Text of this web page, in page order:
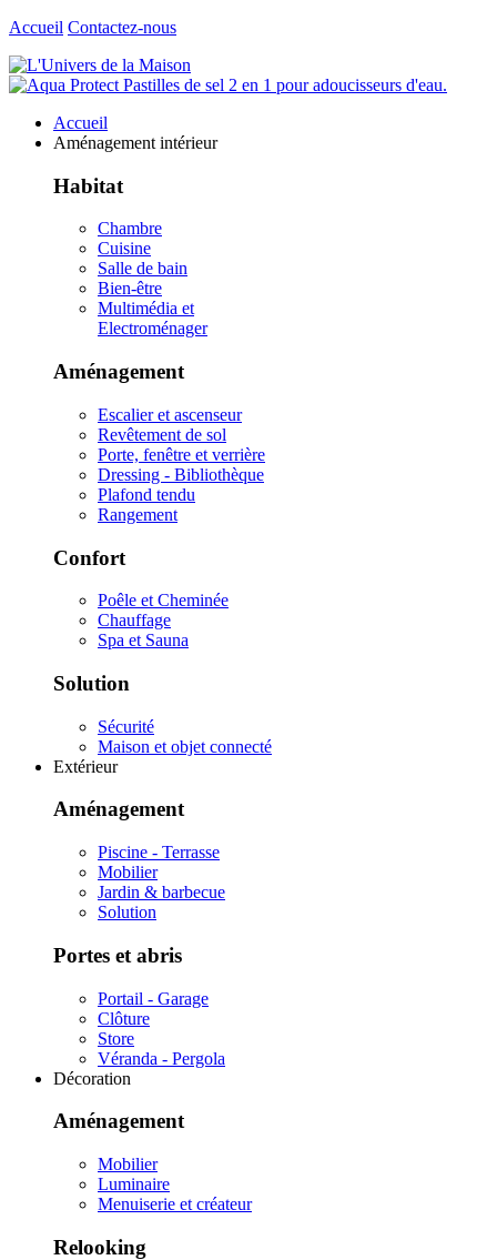
Accueil Contactez-nous
Accueil
Aménagement intérieur
Habitat
Chambre
Cuisine
Salle de bain
Bien-être
Multimédia et
Electroménager
Aménagement
Escalier et ascenseur
Revêtement de sol
Porte, fenêtre et verrière
Dressing - Bibliothèque
Plafond tendu
Rangement
Confort
Poêle et Cheminée
Chauffage
Spa et Sauna
Solution
Sécurité
Maison et objet connecté
Extérieur
Aménagement
Piscine - Terrasse
Mobilier
Jardin & barbecue
Solution
Portes et abris
Portail - Garage
Clôture
Store
Véranda - Pergola
Décoration
Aménagement
Mobilier
Luminaire
Menuiserie et créateur
Relooking